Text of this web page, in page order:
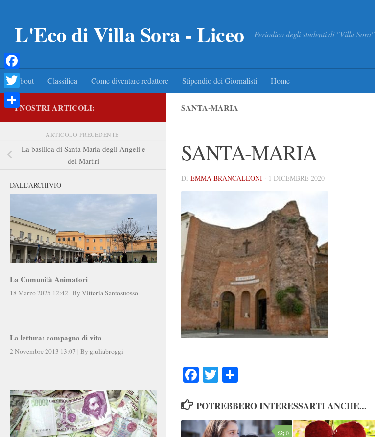
L'Eco di Villa Sora - Liceo Periodico degli studenti di "Villa Sora"
About Classifica Come diventare redattore Stipendio dei Giornalisti Home
SANTA-MARIA
SANTA-MARIA
DI EMMA BRANCALEONI · 1 DICEMBRE 2020
FacebookTwitter
POTREBBERO INTERESSARTI ANCHE...
0
I NOSTRI ARTICOLI:
ARTICOLO PRECEDENTE
La basilica di Santa Maria degli Angeli e
dei Martiri
DALL’ARCHIVIO
La Comunità Animatori
18 Marzo 2025 12:42 | By Vittoria Santosuosso
La lettura: compagna di vita
2 Novembre 2013 13:07 | By giuliabroggi
Facebook
Twitter